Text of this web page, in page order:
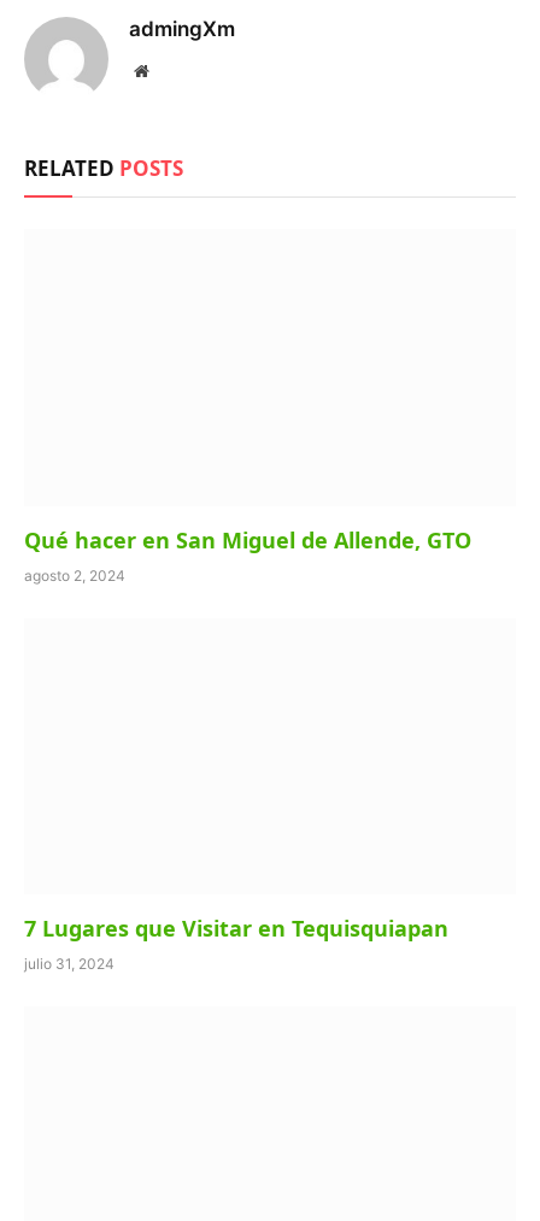
admingXm
Website
RELATED POSTS
Qué hacer en San Miguel de Allende, GTO
agosto 2, 2024
7 Lugares que Visitar en Tequisquiapan
julio 31, 2024